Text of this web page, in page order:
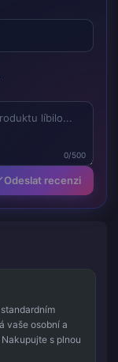
0/500
Odeslat recenzi
vaše osobní a
s plnou